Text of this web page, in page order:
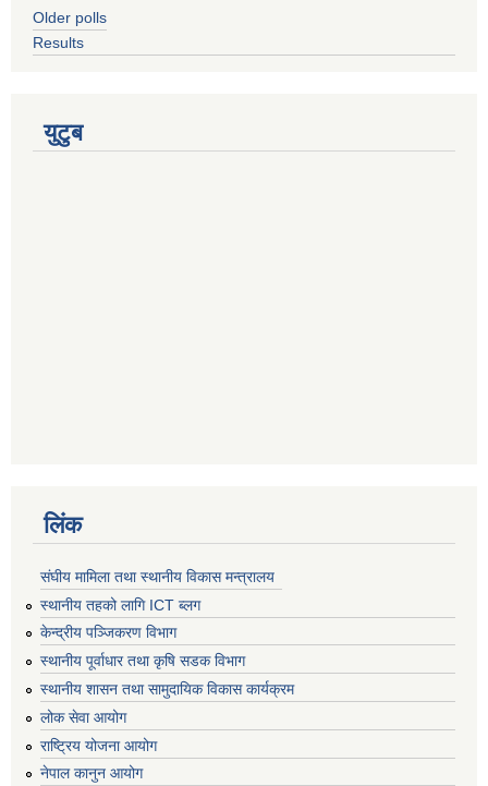
Older polls
Results
युटुब
लिंक
संघीय मामिला तथा स्थानीय विकास मन्त्रालय
स्थानीय तहको लागि ICT ब्लग
केन्द्रीय पञ्जिकरण विभाग
स्थानीय पूर्वाधार तथा कृषि सडक विभाग
स्थानीय शासन तथा सामुदायिक विकास कार्यक्रम
लोक सेवा आयोग
राष्ट्रिय योजना आयोग
नेपाल कानुन आयोग